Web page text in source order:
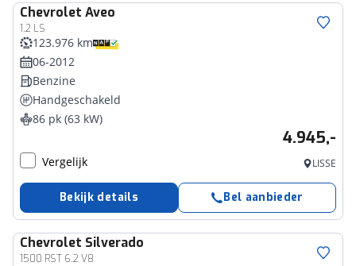
Chevrolet Aveo
1.2 LS
123.976 km
06-2012
Benzine
Handgeschakeld
86 pk (63 kW)
4.945,-
Vergelijk LISSE
Bekijk details Bel aanbieder
Chevrolet Silverado
1500 RST 6.2 V8
Bedrijfswagen